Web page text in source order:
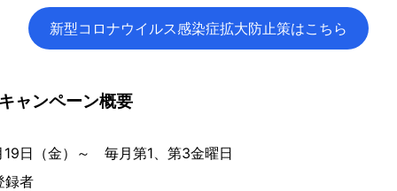
新型コロナウイルス感染症拡大防止策はこちら
ャンペーン概要
日（金）～ 毎月第1、第3金曜日
録者